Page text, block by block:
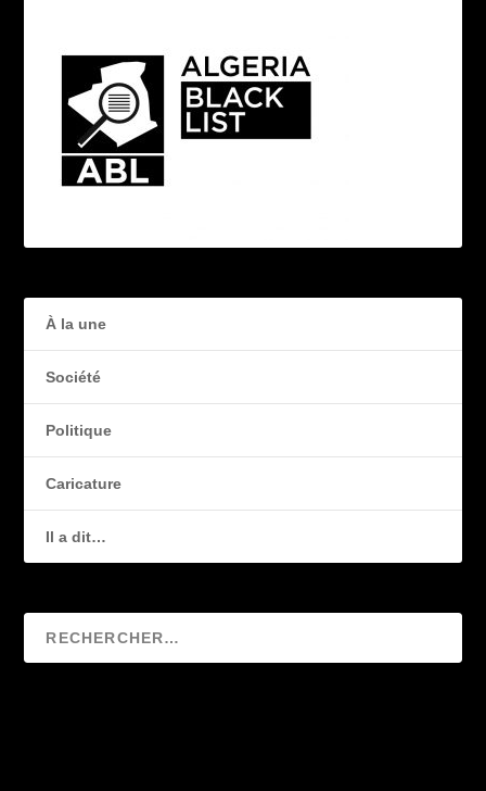
À la une
Société
Politique
Caricature
Il a dit…